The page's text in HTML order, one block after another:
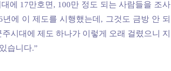
에 17만호면, 100만 정도 되는 사람들을 조사
에 이 제도를 시행했는데, 그것도 금방 안 되
시대에 제도 하나가 이렇게 오래 걸렸으니 지
습니다.”